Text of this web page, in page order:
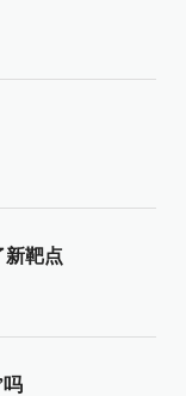
新靶点
吗